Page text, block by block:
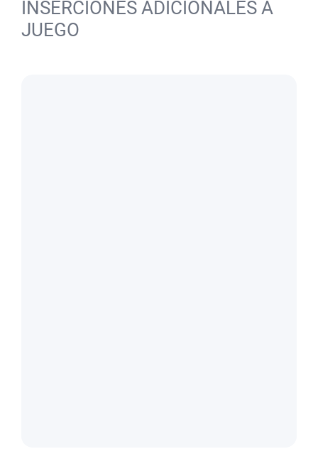
INSERCIONES ADICIONALES A
JUEGO